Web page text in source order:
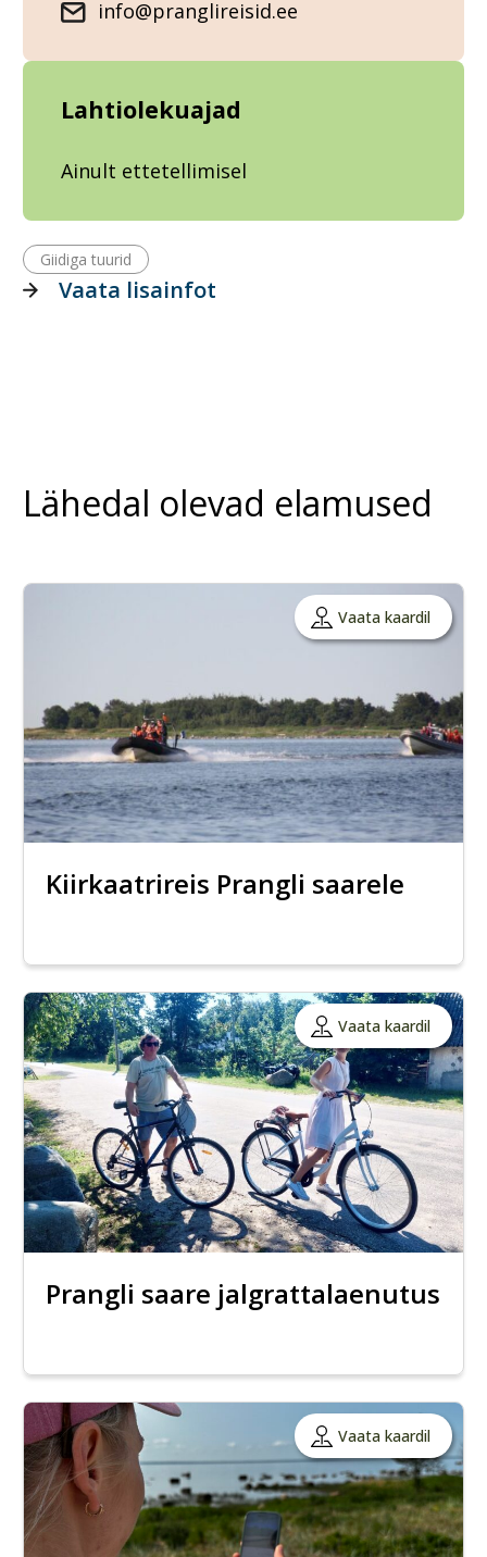
info@pranglireisid.ee
Lahtiolekuajad
Ainult ettetellimisel
Giidiga tuurid
Vaata lisainfot
Lähedal olevad elamused
Vaata kaardil
Kiirkaatrireis Prangli saarele
Vaata kaardil
Prangli saare jalgrattalaenutus
Vaata kaardil